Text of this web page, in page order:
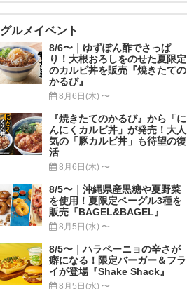
グルメイベント
8/6〜｜ゆずぽん酢でさっぱ
り！大根おろしをのせた夏限定
のカルビ丼を販売『焼きたての
かるび』
8月6日(木) 〜
『焼きたてのかるび』から「に
んにくカルビ丼」が発売！大人
気の「豚カルビ丼」も待望の復
活
8月6日(木) 〜
8/5〜｜沖縄県産黒糖や夏野菜
を使用！夏限定ベーグル3種を
販売『BAGEL&BAGEL』
8月5日(水) 〜
8/5〜｜ハラペーニョの辛さが
癖になる！限定バーガー＆フラ
イが登場『Shake Shack』
8月5日(水) 〜